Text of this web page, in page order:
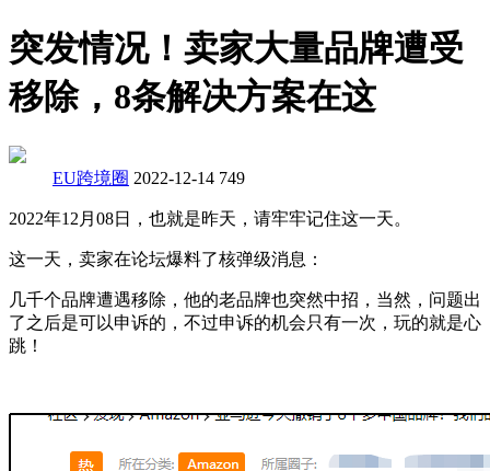
突发情况！卖家大量品牌遭受
移除，8条解决方案在这
EU跨境圈 2022-12-14 749
2022年12月08日，也就是昨天，请牢牢记住这一天。
这一天，卖家在论坛爆料了核弹级消息：
几千个品牌遭遇移除，他的老品牌也突然中招，当然，问题出
了之后是可以申诉的，不过申诉的机会只有一次，玩的就是心
跳！